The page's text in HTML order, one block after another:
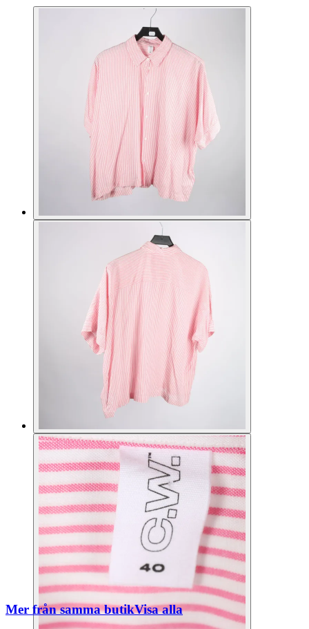
Mer från samma butikVisa alla